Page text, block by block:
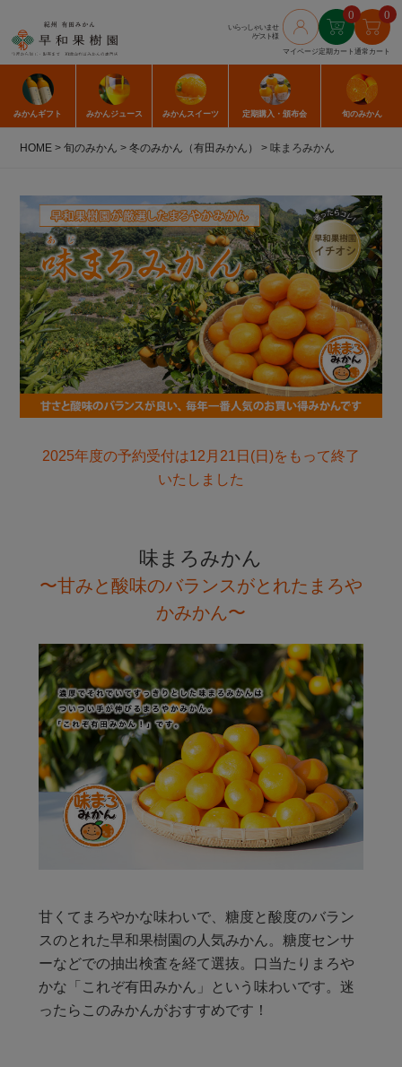
いらっしゃいませ
/ゲスト様
マイページ
0
定期カート
0
通常カート
みかんギフト みかんジュース みかんスイーツ 定期購入 ・頒布会 旬のみかん
HOME 旬のみかん 冬のみかん（有田みかん） 味まろみかん
2025年度の予約受付は12月21日(日)をもって終了
いたしました
味まろみかん
〜甘みと酸味のバランスがとれたまろや
かみかん〜
甘くてまろやかな味わいで、糖度と酸度のバラン
スのとれた早和果樹園の人気みかん。糖度センサ
ーなどでの抽出検査を経て選抜。口当たりまろや
かな「これぞ有田みかん」という味わいです。迷
ったらこのみかんがおすすめです！